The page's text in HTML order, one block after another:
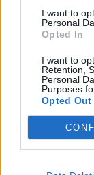
I want to
Personal
Opted In
I want to
Retention,
Personal
Purposes
Opted Out
που βασίζονται
Συνδυάζοντας τα
τους αποστολείς,
νόμιμων
σας και ο
το να φτάσουν
του Agari DMARC
αυτοματοποιώντας
μηνυμάτων
πελατών σας από
της επωνυμίας/